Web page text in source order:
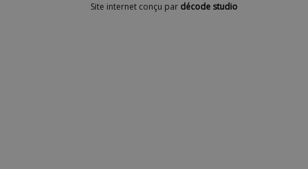
Site internet conçu par décode studio